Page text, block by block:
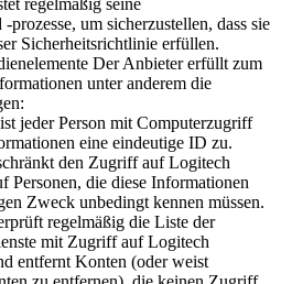
regelmäßig seine
prozesse, um sicherzustellen, dass sie
Sicherheitsrichtlinie erfüllen.
Der Anbieter erfüllt zum
unter anderem die
jeder Person mit Computerzugriff
eine eindeutige ID zu.
den Zugriff auf Logitech
Personen, die diese Informationen
Zweck unbedingt kennen müssen.
regelmäßig die Liste der
mit Zugriff auf Logitech
entfernt Konten (oder weist